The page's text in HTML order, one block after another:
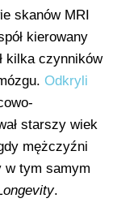
skanów MRI
kierowany
kilka czynników
Odkryli
starszy wiek
mężczyźni
w tym samym
.